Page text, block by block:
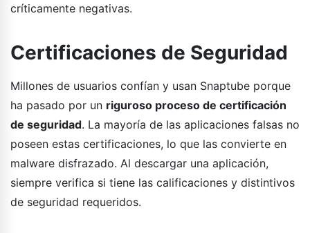
críticamente negativas.
Certificaciones de Seguridad
Millones de usuarios confían y usan Snaptube porque
ha pasado por un riguroso proceso de certificación
de seguridad. La mayoría de las aplicaciones falsas no
poseen estas certificaciones, lo que las convierte en
malware disfrazado. Al descargar una aplicación,
siempre verifica si tiene las calificaciones y distintivos
de seguridad requeridos.